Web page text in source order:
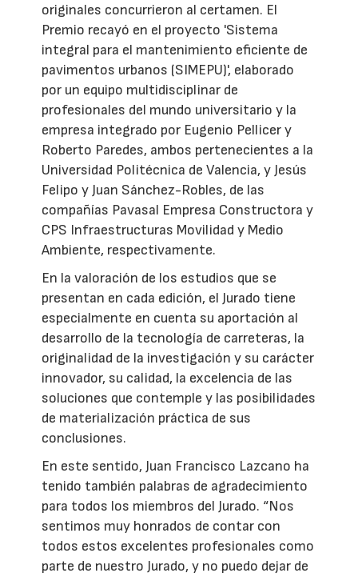
originales concurrieron al certamen. El
Premio recayó en el proyecto 'Sistema
integral para el mantenimiento eficiente de
pavimentos urbanos (SIMEPU)', elaborado
por un equipo multidisciplinar de
profesionales del mundo universitario y la
empresa integrado por Eugenio Pellicer y
Roberto Paredes, ambos pertenecientes a la
Universidad Politécnica de Valencia, y Jesús
Felipo y Juan Sánchez-Robles, de las
compañías Pavasal Empresa Constructora y
CPS Infraestructuras Movilidad y Medio
Ambiente, respectivamente.
En la valoración de los estudios que se
presentan en cada edición, el Jurado tiene
especialmente en cuenta su aportación al
desarrollo de la tecnología de carreteras, la
originalidad de la investigación y su carácter
innovador, su calidad, la excelencia de las
soluciones que contemple y las posibilidades
de materialización práctica de sus
conclusiones.
En este sentido, Juan Francisco Lazcano ha
tenido también palabras de agradecimiento
para todos los miembros del Jurado. “Nos
sentimos muy honrados de contar con
todos estos excelentes profesionales como
parte de nuestro Jurado, y no puedo dejar de